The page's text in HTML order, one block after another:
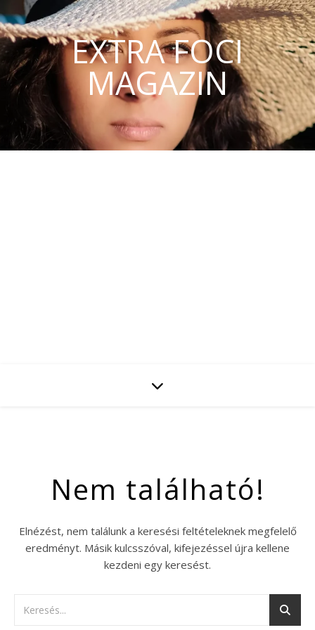
EXTRA FOCI
MAGAZIN
Nem található!
Elnézést, nem találunk a keresési feltételeknek megfelelő
eredményt. Másik kulcsszóval, kifejezéssel újra kellene
kezdeni egy keresést.